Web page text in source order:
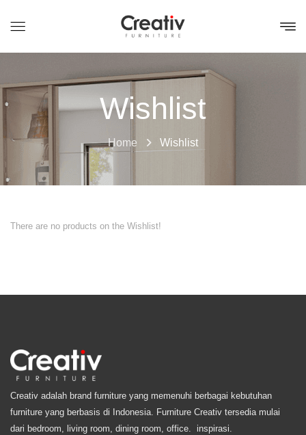
Wishlist
Home Wishlist
There are no products on the Wishlist!
Creativ adalah brand furniture yang memenuhi berbagai kebutuhan
furniture yang berbasis di Indonesia. Furniture Creativ tersedia mulai
dari bedroom, living room, dining room, office. inspirasi.